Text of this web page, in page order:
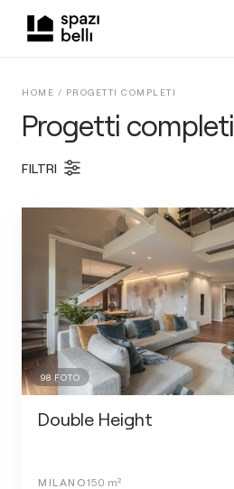
Progetti completi
HOME / PROGETTI COMPLETI
FILTRI
98 FOTO
Double Height
MILANO150 m²